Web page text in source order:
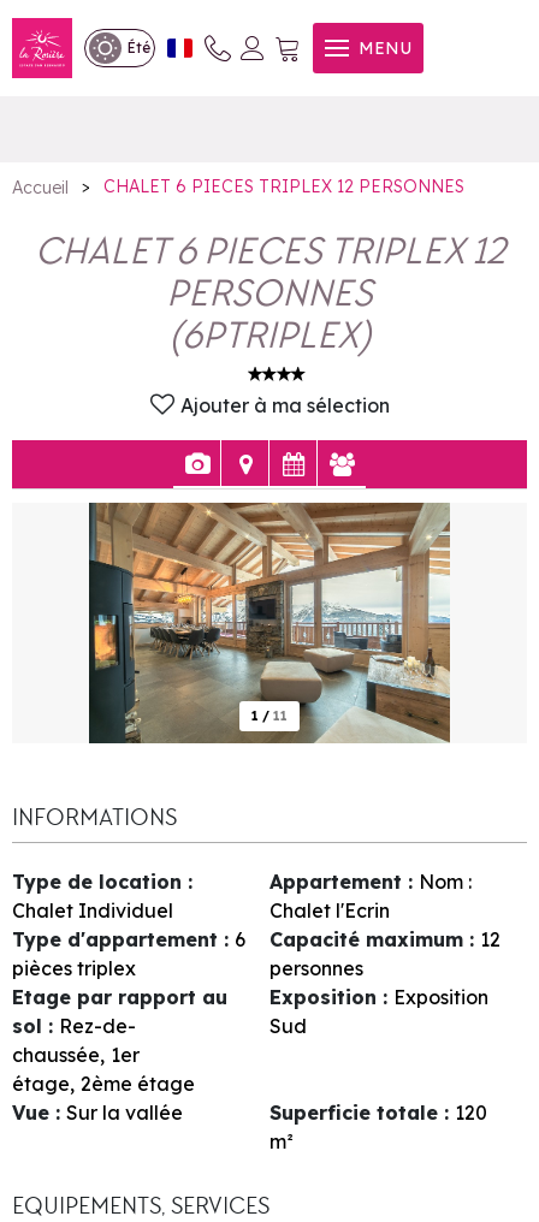
Été MENU
CHALET 6 PIECES TRIPLEX
12 PERSONNES
Accueil > CHALET 6 PIECES TRIPLEX 12 PERSONNES
CHALET 6 PIECES TRIPLEX 12
PERSONNES
(6PTRIPLEX)
Ajouter à ma sélection
1 / 11
INFORMATIONS
Type de location :
Chalet Individuel
Appartement : Nom :
Chalet l'Ecrin
Type d'appartement : 6
pièces triplex
Capacité maximum : 12
personnes
Etage par rapport au
sol : Rez-de-
chaussée 1er
étage 2ème étage
Exposition : Exposition
Sud
Vue : Sur la vallée Superficie totale : 120
m²
EQUIPEMENTS, SERVICES